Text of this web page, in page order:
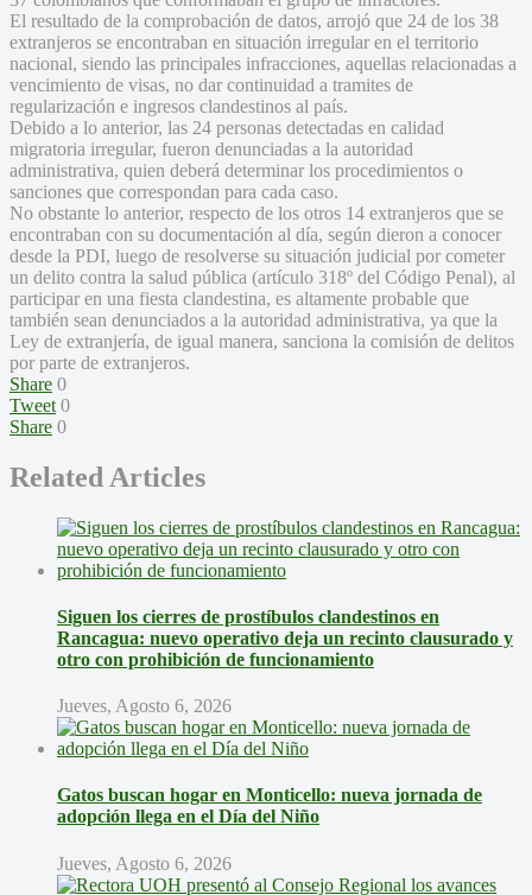
El resultado de la comprobación de datos, arrojó que 24 de los 38
extranjeros se encontraban en situación irregular en el territorio
nacional, siendo las principales infracciones, aquellas relacionadas a
vencimiento de visas, no dar continuidad a tramites de
regularización e ingresos clandestinos al país.
Debido a lo anterior, las 24 personas detectadas en calidad
migratoria irregular, fueron denunciadas a la autoridad
administrativa, quien deberá determinar los procedimientos o
sanciones que correspondan para cada caso.
No obstante lo anterior, respecto de los otros 14 extranjeros que se
encontraban con su documentación al día, según dieron a conocer
desde la PDI, luego de resolverse su situación judicial por cometer
un delito contra la salud pública (artículo 318º del Código Penal), al
participar en una fiesta clandestina, es altamente probable que
también sean denunciados a la autoridad administrativa, ya que la
Ley de extranjería, de igual manera, sanciona la comisión de delitos
por parte de extranjeros.
Share 0
Tweet 0
Share 0
Related Articles
Siguen los cierres de prostíbulos clandestinos en
Rancagua: nuevo operativo deja un recinto clausurado y
otro con prohibición de funcionamiento
Jueves, Agosto 6, 2026
Gatos buscan hogar en Monticello: nueva jornada de
adopción llega en el Día del Niño
Jueves, Agosto 6, 2026